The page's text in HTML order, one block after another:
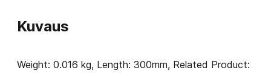
Kuvaus
Weight: 0.016 kg, Length: 300mm, Related Product: